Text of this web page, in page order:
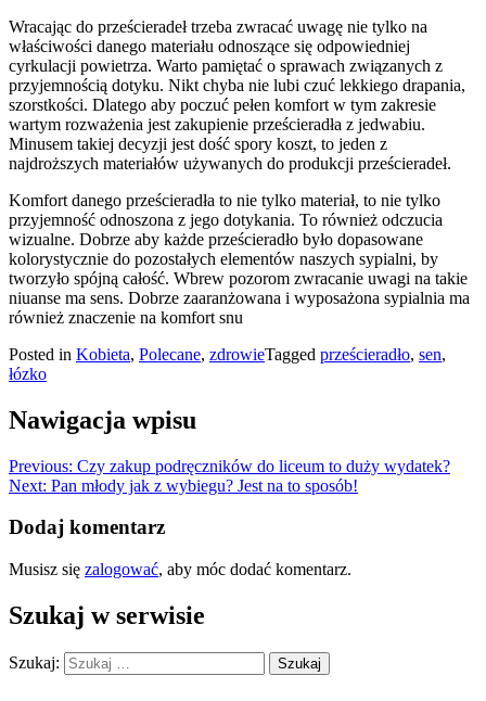
Wracając do prześcieradeł trzeba zwracać uwagę nie tylko na
właściwości danego materiału odnoszące się odpowiedniej
cyrkulacji powietrza. Warto pamiętać o sprawach związanych z
przyjemnością dotyku. Nikt chyba nie lubi czuć lekkiego drapania,
szorstkości. Dlatego aby poczuć pełen komfort w tym zakresie
wartym rozważenia jest zakupienie prześcieradła z jedwabiu.
Minusem takiej decyzji jest dość spory koszt, to jeden z
najdroższych materiałów używanych do produkcji prześcieradeł.
Komfort danego prześcieradła to nie tylko materiał, to nie tylko
przyjemność odnoszona z jego dotykania. To również odczucia
wizualne. Dobrze aby każde prześcieradło było dopasowane
kolorystycznie do pozostałych elementów naszych sypialni, by
tworzyło spójną całość. Wbrew pozorom zwracanie uwagi na takie
niuanse ma sens. Dobrze zaaranżowana i wyposażona sypialnia ma
również znaczenie na komfort snu
Posted in Kobieta, Polecane, zdrowieTagged prześcieradło, sen,
łózko
Nawigacja wpisu
Previous: Czy zakup podręczników do liceum to duży wydatek?
Next: Pan młody jak z wybiegu? Jest na to sposób!
Dodaj komentarz
Musisz się zalogować, aby móc dodać komentarz.
Szukaj w serwisie
Szukaj: